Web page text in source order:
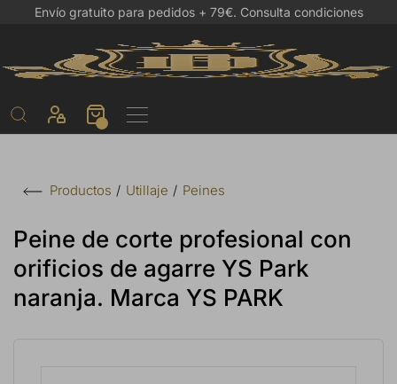
Envío gratuito para pedidos + 79€. Consulta condiciones
Productos Utillaje Peines
Peine de corte profesional con
orificios de agarre YS Park
naranja. Marca YS PARK